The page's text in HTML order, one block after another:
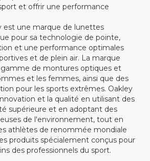
et offrir une performance
est une marque de lunettes
pour sa technologie de pointe,
et une performance optimales
et de plein air. La marque
de montures optiques et
et les femmes, ainsi que des
pour les sports extrêmes. Oakley
et la qualité en utilisant des
supérieure et en adoptant des
de l'environnement, tout en
athlètes de renommée mondiale
produits spécialement conçus pour
des professionnels du sport.